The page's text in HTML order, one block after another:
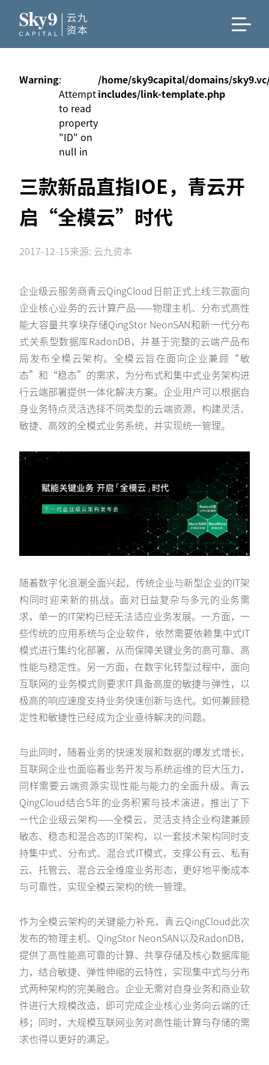
Warning:
Attempt
to read
property
"ID" on
null in
/home/sky9capital/domains/
includes/link-template.php
三款新品直指IOE，青云开
启“全模云”时代
2017-12-15来源: 云九资本
企业级云服务商青云QingCloud日前正式上线三款面向
企业核心业务的云计算产品——物理主机、分布式高性
能大容量共享块存储QingStor NeonSAN和新一代分布
式关系型数据库RadonDB，并基于完整的云端产品布
局发布全模云架构。全模云旨在面向企业兼顾“敏
态”和“稳态”的需求，为分布式和集中式业务架构进
行云端部署提供一体化解决方案。企业用户可以根据自
身业务特点灵活选择不同类型的云端资源，构建灵活、
敏捷、高效的全模式业务系统，并实现统一管理。
随着数字化浪潮全面兴起，传统企业与新型企业的IT架
构同时迎来新的挑战。面对日益复杂与多元的业务需
求，单一的IT架构已经无法适应业务发展。一方面，一
些传统的应用系统与企业软件，依然需要依赖集中式IT
模式进行集约化部署，从而保障关键业务的高可靠、高
性能与稳定性。另一方面，在数字化转型过程中，面向
互联网的业务模式则要求IT具备高度的敏捷与弹性，以
极高的响应速度支持业务快速创新与迭代。如何兼顾稳
定性和敏捷性已经成为企业亟待解决的问题。
与此同时，随着业务的快速发展和数据的爆发式增长，
互联网企业也面临着业务开发与系统运维的巨大压力，
同样需要云端资源实现性能与能力的全面升级。青云
QingCloud结合5年的业务积累与技术演进，推出了下
一代企业级云架构——全模云，灵活支持企业构建兼顾
敏态、稳态和混合态的IT架构，以一套技术架构同时支
持集中式、分布式、混合式IT模式，支撑公有云、私有
云、托管云、混合云全维度业务形态，更好地平衡成本
与可靠性，实现全模云架构的统一管理。
作为全模云架构的关键能力补充，青云QingCloud此次
发布的物理主机、QingStor NeonSAN以及RadonDB，
提供了高性能高可靠的计算、共享存储及核心数据库能
力，结合敏捷、弹性伸缩的云特性，实现集中式与分布
式两种架构的完美融合。企业无需对自身业务和商业软
件进行大规模改造，即可完成企业核心业务向云端的迁
移；同时，大规模互联网业务对高性能计算与存储的需
求也得以更好的满足。